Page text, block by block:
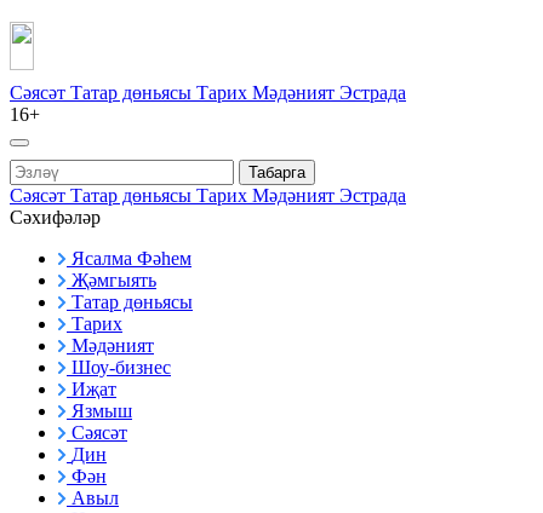
Сәясәт Татар дөньясы Тарих Мәдәният Эстрада
16+
Табарга
Сәясәт Татар дөньясы Тарих Мәдәният Эстрада
Сәхифәләр
Ясалма Фәһем
Җәмгыять
Татар дөньясы
Тарих
Мәдәният
Шоу-бизнес
Иҗат
Язмыш
Сәясәт
Дин
Фән
Авыл